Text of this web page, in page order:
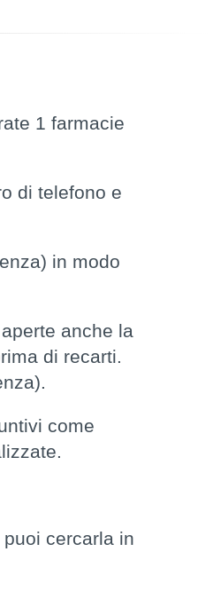
1 farmacie
di telefono e
in modo
anche la
di recarti.
come
puoi cercarla in